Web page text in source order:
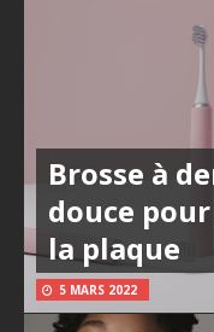
Brosse à
douce
la plaque
5 MARS 2022